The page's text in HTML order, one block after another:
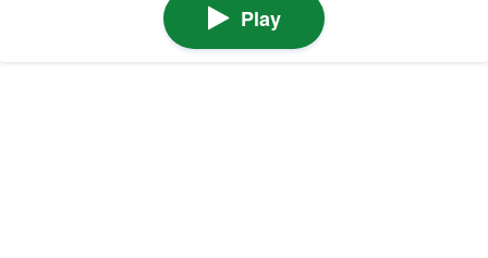
Play